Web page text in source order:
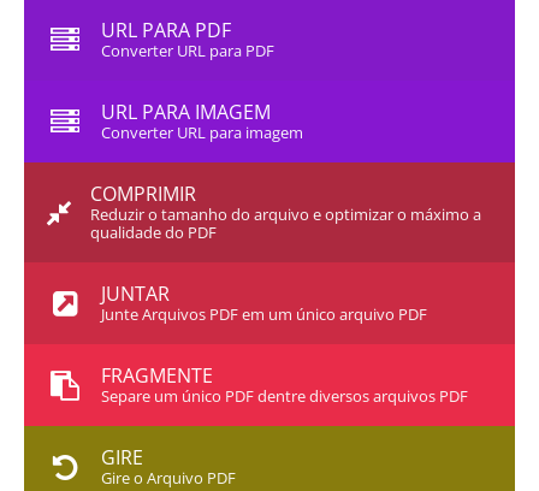
URL PARA PDF
Converter URL para PDF
URL PARA IMAGEM
Converter URL para imagem
COMPRIMIR
Reduzir o tamanho do arquivo e optimizar o máximo a
qualidade do PDF
JUNTAR
Junte Arquivos PDF em um único arquivo PDF
FRAGMENTE
Separe um único PDF dentre diversos arquivos PDF
GIRE
Gire o Arquivo PDF